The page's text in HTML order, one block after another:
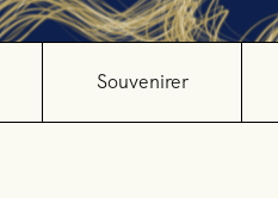
Souvenirer